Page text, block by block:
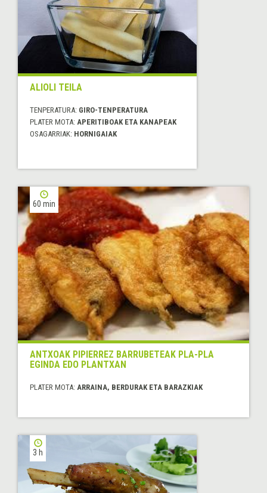
ALIOLI TEILA
TENPERATURA: GIRO-TENPERATURA
PLATER MOTA: APERITIBOAK ETA KANAPEAK
OSAGARRIAK: HORNIGAIAK
60 min
ANTXOAK PIPIERREZ BARRUBETEAK PLA-PLA
EGINDA EDO PLANTXAN
PLATER MOTA: ARRAINA, BERDURAK ETA BARAZKIAK
3 h